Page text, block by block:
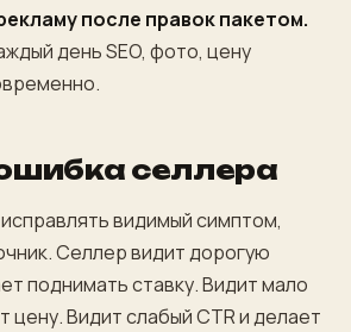
после правок пакетом.
день SEO, фото, цену
селлера
видимый симптом,
Селлер видит дорогую
поднимать ставку. Видит мало
цену. Видит слабый CTR и делает